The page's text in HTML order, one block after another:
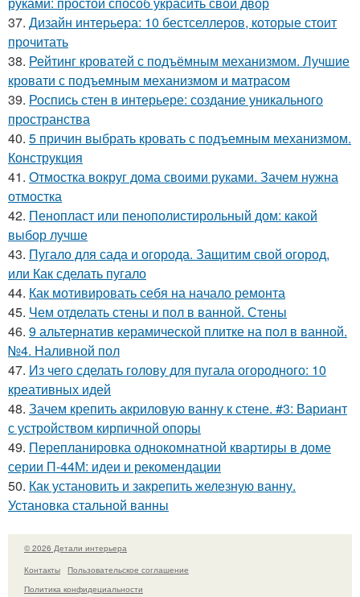
37. Дизайн интерьера: 10 бестселлеров, которые стоит
прочитать
38. Рейтинг кроватей с подъёмным механизмом. Лучшие
кровати с подъемным механизмом и матрасом
39. Роспись стен в интерьере: создание уникального
пространства
40. 5 причин выбрать кровать с подъемным механизмом.
Конструкция
41. Отмостка вокруг дома своими руками. Зачем нужна
отмостка
42. Пенопласт или пенополистирольный дом: какой
выбор лучше
43. Пугало для сада и огорода. Защитим свой огород,
или Как сделать пугало
44. Как мотивировать себя на начало ремонта
45. Чем отделать стены и пол в ванной. Стены
46. 9 альтернатив керамической плитке на пол в ванной.
№4. Наливной пол
47. Из чего сделать голову для пугала огородного: 10
креативных идей
48. Зачем крепить акриловую ванну к стене. #3: Вариант
с устройством кирпичной опоры
49. Перепланировка однокомнатной квартиры в доме
серии П-44М: идеи и рекомендации
50. Как установить и закрепить железную ванну.
Установка стальной ванны
© 2026 Детали интерьера
Контакты
Пользовательское соглашение
Политика конфидециальности